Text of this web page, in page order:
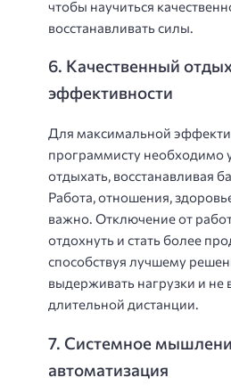
чтобы научиться
восстанавливать силы.
6. Качественный
эффективности
Для максимальной
программисту необходимо
отдыхать, восстанавливая
Работа, отношения,
важно. Отключение от
отдохнуть и стать более
способствуя лучшему
выдерживать нагрузки и не
длительной дистанции.
7. Системное
автоматизация